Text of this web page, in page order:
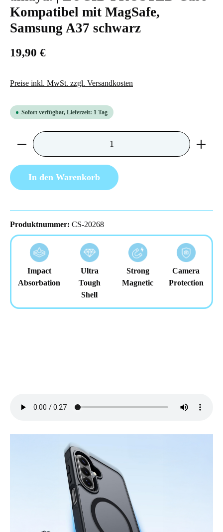
Kompatibel mit MagSafe,
Samsung A37 schwarz
19,90 €
Preise inkl. MwSt. zzgl. Versandkosten
Sofort verfügbar, Lieferzeit: 1 Tag
Produkt Anzahl: Gib den gewünschten Wert
In den Warenkorb
Produktnummer: CS-20268
Impact
Absorbation
Ultra
Tough
Shell
Strong
Magnetic
Camera
Protection